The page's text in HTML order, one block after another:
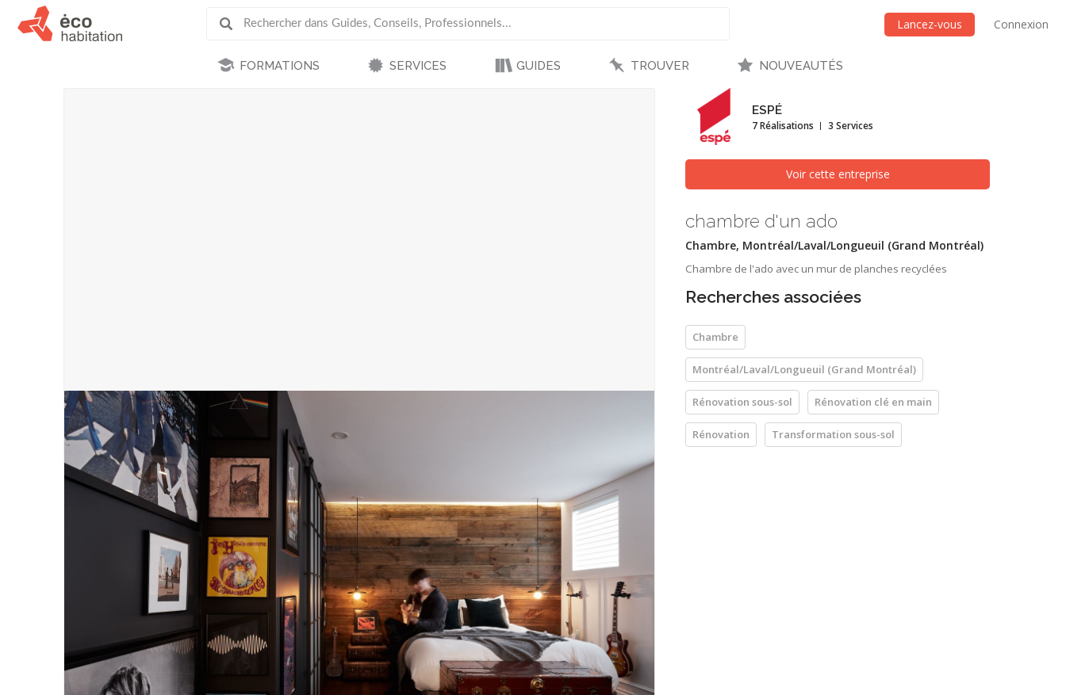
Lancez-vous Connexion
FORMATIONS SERVICES GUIDES TROUVER NOUVEAUTÉS
ESPÉ
7 Réalisations 3 Services
Voir cette entreprise
chambre d'un ado
Chambre, Montréal/Laval/Longueuil (Grand Montréal)
Chambre de l'ado avec un mur de planches recyclées
Recherches associées
Chambre
Montréal/Laval/Longueuil (Grand Montréal)
Rénovation sous-sol Rénovation clé en main
Rénovation Transformation sous-sol